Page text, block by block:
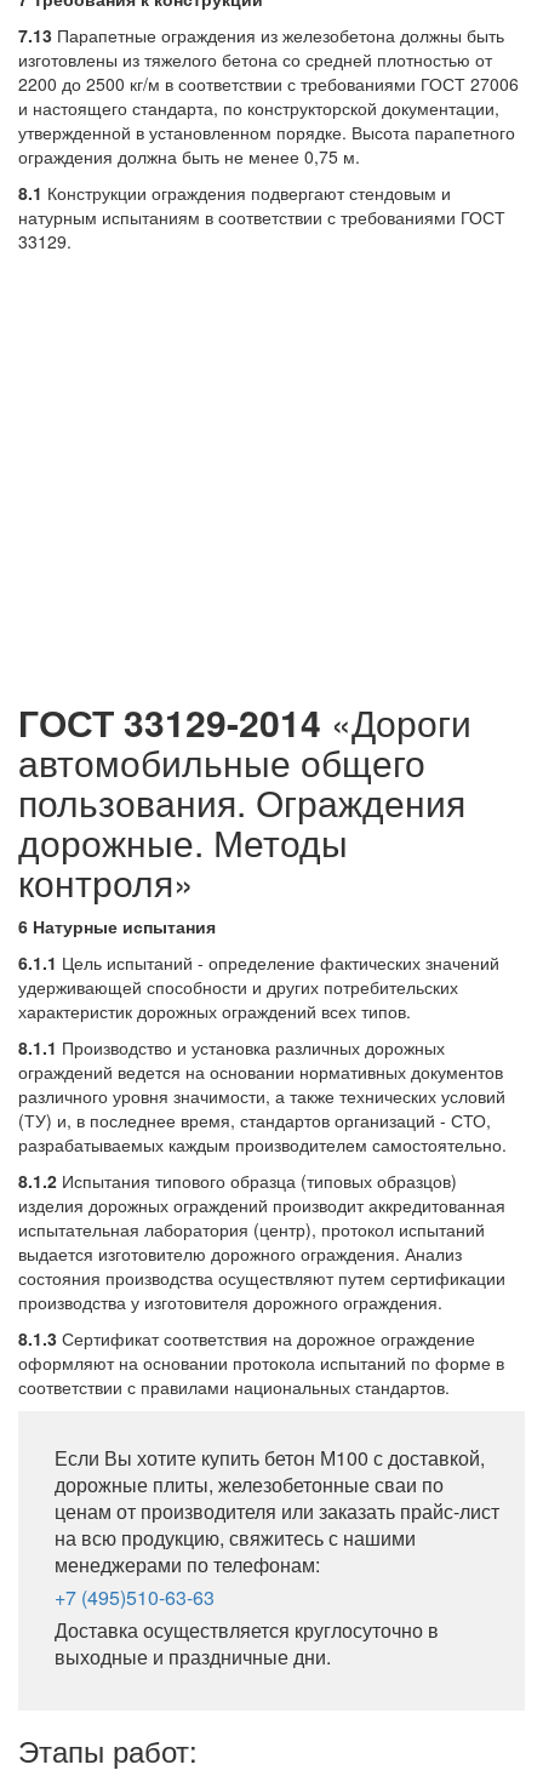
7.13 Парапетные ограждения из железобетона должны быть
изготовлены из тяжелого бетона со средней плотностью от
2200 до 2500 кг/м в соответствии с требованиями ГОСТ 27006
и настоящего стандарта, по конструкторской документации,
утвержденной в установленном порядке. Высота парапетного
ограждения должна быть не менее 0,75 м.
8.1 Конструкции ограждения подвергают стендовым и
натурным испытаниям в соответствии с требованиями ГОСТ
33129.
ГОСТ 33129-2014 «Дороги
автомобильные общего
пользования. Ограждения
дорожные. Методы
контроля»
6 Натурные испытания
6.1.1 Цель испытаний - определение фактических значений
удерживающей способности и других потребительских
характеристик дорожных ограждений всех типов.
8.1.1 Производство и установка различных дорожных
ограждений ведется на основании нормативных документов
различного уровня значимости, а также технических условий
(ТУ) и, в последнее время, стандартов организаций - СТО,
разрабатываемых каждым производителем самостоятельно.
8.1.2 Испытания типового образца (типовых образцов)
изделия дорожных ограждений производит аккредитованная
испытательная лаборатория (центр), протокол испытаний
выдается изготовителю дорожного ограждения. Анализ
состояния производства осуществляют путем сертификации
производства у изготовителя дорожного ограждения.
8.1.3 Сертификат соответствия на дорожное ограждение
оформляют на основании протокола испытаний по форме в
соответствии с правилами национальных стандартов.
Если Вы хотите купить бетон М100 с доставкой,
дорожные плиты, железобетонные сваи по
ценам от производителя или заказать прайс-лист
на всю продукцию, свяжитесь с нашими
менеджерами по телефонам:
+7 (495)510-63-63
Доставка осуществляется круглосуточно в
выходные и праздничные дни.
Этапы работ: